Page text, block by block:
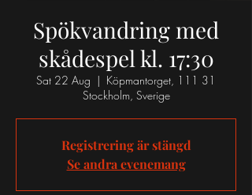
Spökvandring med
skådespel kl. 17:30
Sat 22 Aug
  |
Köpmantorget, 111 31
Stockholm, Sverige
Registrering är stängd
Se andra evenemang